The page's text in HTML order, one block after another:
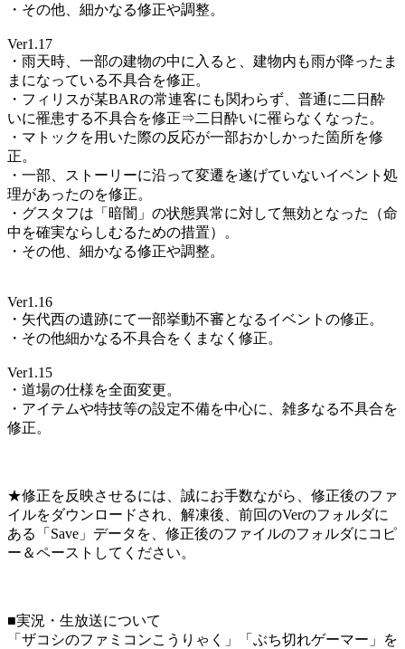
・その他、細かなる修正や調整。
Ver1.17
・雨天時、一部の建物の中に入ると、建物内も雨が降ったま
まになっている不具合を修正。
・フィリスが某BARの常連客にも関わらず、普通に二日酔
いに罹患する不具合を修正⇒二日酔いに罹らなくなった。
・マトックを用いた際の反応が一部おかしかった箇所を修
正。
・一部、ストーリーに沿って変遷を遂げていないイベント処
理があったのを修正。
・グスタフは「暗闇」の状態異常に対して無効となった（命
中を確実ならしむるための措置）。
・その他、細かなる修正や調整。
Ver1.16
・矢代西の遺跡にて一部挙動不審となるイベントの修正。
・その他細かなる不具合をくまなく修正。
Ver1.15
・道場の仕様を全面変更。
・アイテムや特技等の設定不備を中心に、雑多なる不具合を
修正。
★修正を反映させるには、誠にお手数ながら、修正後のファ
イルをダウンロードされ、解凍後、前回のVerのフォルダに
ある「Save」データを、修正後のファイルのフォルダにコピ
ー＆ペーストしてください。
■実況・生放送について
「ザコシのファミコンこうりゃく」「ぶち切れゲーマー」を